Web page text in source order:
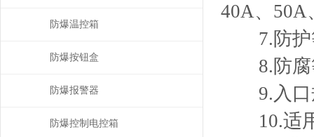
40A、50A
7.防护等
8.防腐
9.入口
10.适用
防爆温控箱
防爆按钮盒
防爆报警器
防爆控制电控箱